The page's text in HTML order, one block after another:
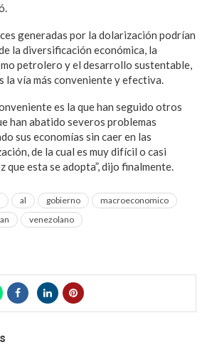
generadas por la dolarización podrían
la diversificación económica, la
petrolero y el desarrollo sustentable,
la vía más conveniente y efectiva.
es la que han seguido otros
han abatido severos problemas
sus economías sin caer en las
de la cual es muy difícil o casi
que esta se adopta”, dijo finalmente.
al gobierno
macroeconomico
venezolano